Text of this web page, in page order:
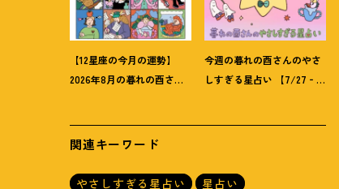
【12星座の今月の運勢】
2026年8月の暮れの酉さん
今週の暮れの酉さんのやさ
しすぎる星占い 【7/27‐
関連キーワード
やさしすぎる星占い
星占い